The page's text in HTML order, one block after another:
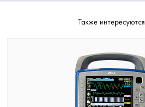
Также интересуются